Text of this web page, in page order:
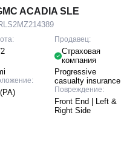
ACADIA SLE
Продавец:
Страховая
компания
Progressive
casualty insurance
Повреждение:
Front End | Left &
Right Side